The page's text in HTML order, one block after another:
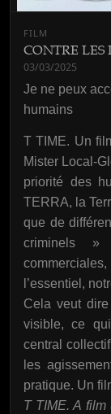
FILM
CONTRE LES
03/03/2025
Je ne peux
humains
T TIME. Un
Mister Local-
priorité des
TERRA, la
que de
criminels »
l’essentiel,
Cela veut
visible, ce
central
les
pratique. Un
T TIME. A